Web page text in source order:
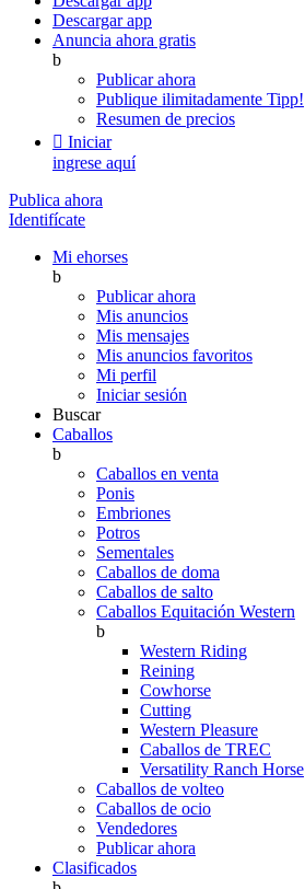
Descargar app
Anuncia ahora gratis
b
Publicar ahora
Publique ilimitadamente Tipp!
Resumen de precios
 Iniciar
ingrese aquí
Publica ahora
Identifícate
Mi ehorses
b
Publicar ahora
Mis anuncios
Mis mensajes
Mis anuncios favoritos
Mi perfil
Iniciar sesión
Buscar
Caballos
b
Caballos en venta
Ponis
Embriones
Potros
Sementales
Caballos de doma
Caballos de salto
Caballos Equitación Western
b
Western Riding
Reining
Cowhorse
Cutting
Western Pleasure
Caballos de TREC
Versatility Ranch Horse
Caballos de volteo
Caballos de ocio
Vendedores
Publicar ahora
Clasificados